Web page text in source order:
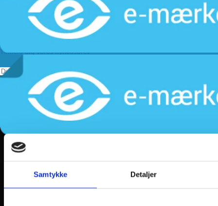
Samtykke Detaljer
Returnering
Privatlivspolitik
Tilmeld dig vores nyhedsbrev